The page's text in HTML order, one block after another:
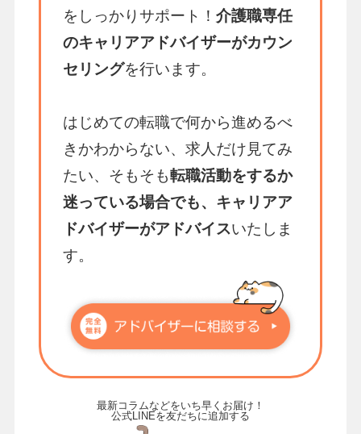
をしっかりサポート！ 介護職専任
のキャリアアドバイザーがカウン
セリングを行います。
はじめての転職で何から進めるべ
きかわからない、求人だけ見てみ
たい、そもそも転職活動をするか
迷っている場合でも、キャリアア
ドバイザーがアドバイスいたしま
す。
最新コラムなどをいち早くお届け！
公式LINEを友だちに追加する